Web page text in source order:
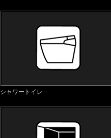
シャワートイレ